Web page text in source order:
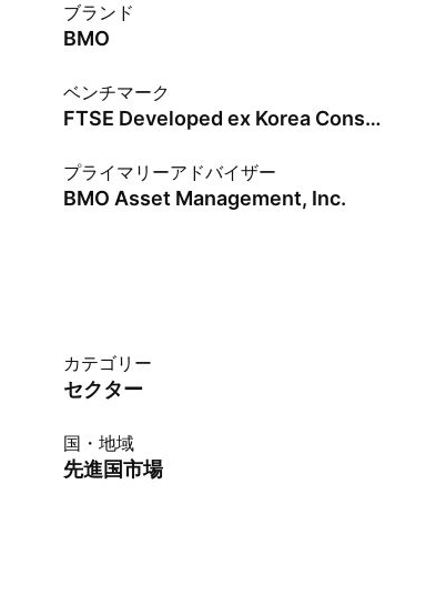
ブランド
BMO
ベンチマーク
FTSE Developed ex Korea Consumer Staples Capped 100% Hedged to CAD Index - CAD - Benchmark TR Net
プライマリーアドバイザー
BMO Asset Management, Inc.
カテゴリー
セクター
国・地域
先進国市場